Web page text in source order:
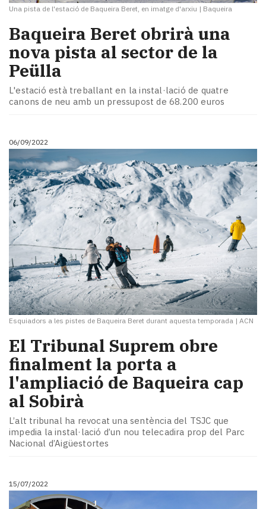
Una pista de l'estació de Baqueira Beret, en imatge d'arxiu | Baqueira
Baqueira Beret obrirà una
nova pista al sector de la
Peülla
L'estació està treballant en la instal·lació de quatre
canons de neu amb un pressupost de 68.200 euros
06/09/2022
Esquiadors a les pistes de Baqueira Beret durant aquesta temporada | ACN
El Tribunal Suprem obre
finalment la porta a
l'ampliació de Baqueira cap
al Sobirà
L’alt tribunal ha revocat una sentència del TSJC que
impedia la instal·lació d’un nou telecadira prop del Parc
Nacional d’Aigüestortes
15/07/2022